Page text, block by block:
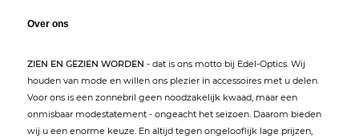
Over ons
ZIEN EN GEZIEN WORDEN - dat is ons motto bij Edel-Optics. Wij
houden van mode en willen ons plezier in accessoires met u delen.
Voor ons is een zonnebril geen noodzakelijk kwaad, maar een
onmisbaar modestatement - ongeacht het seizoen. Daarom bieden
wij u een enorme keuze. En altijd tegen ongelooflijk lage prijzen,